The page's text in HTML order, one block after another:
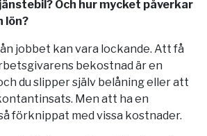
Och hur mycket påverkar
lön?
jobbet kan vara lockande. Att få
bekostnad är en
du slipper själv belåning eller att
Men att ha en
förknippat med vissa kostnader.